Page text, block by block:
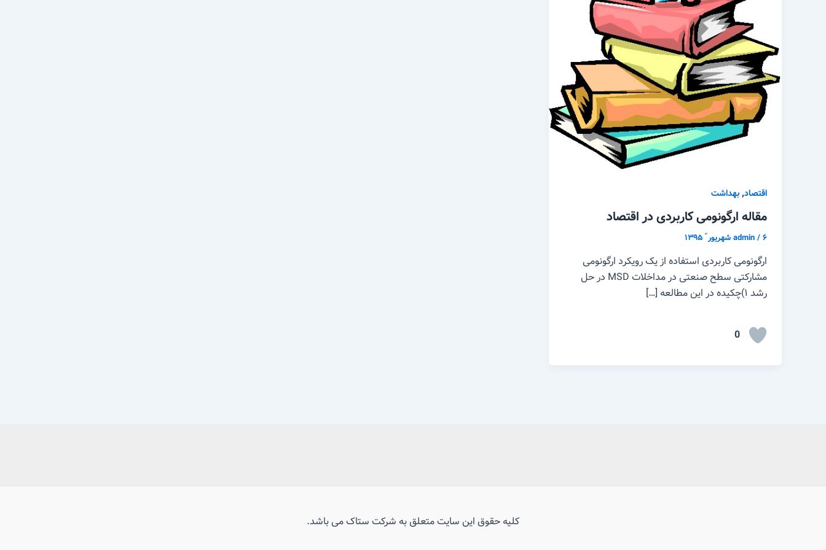
اقتصاد,بهداشت
مقاله ارگونومی کاربردی در اقتصاد
admin/۶ شهریور ّ ۱۳۹۵
ارگونومی کاربردی استفاده از یک رویکرد ارگونومی
مشارکتی سطح صنعتی در مداخلات MSD در حل
رشد ۱)چکیده در این مطالعه […]
0
کلیه حقوق این سایت متعلق به شرکت ستاک می باشد.